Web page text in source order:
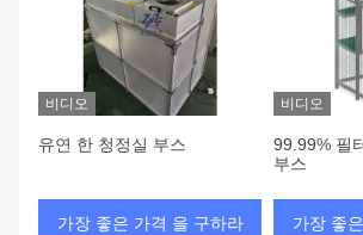
비디오
유연 한 청정실 부스
가장 좋은 가격 을 구하라
비디오
99.99% 필
부스
가장 좋